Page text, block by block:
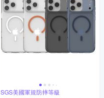
SGS美國軍規防摔等級